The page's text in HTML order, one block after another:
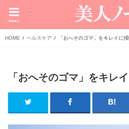
menu
HOME ヘルスケア 「おへそのゴマ」をキレイに
「おへそのゴマ」をキレ